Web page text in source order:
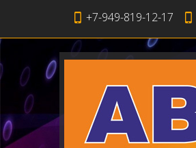
+7-949-819-12-17